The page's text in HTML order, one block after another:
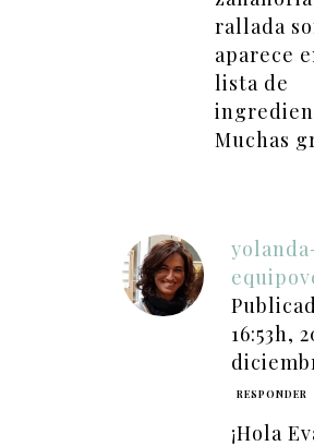
rallada
aparece
lista de
Muchas
16:53h,
RESPONDER
¡Hola